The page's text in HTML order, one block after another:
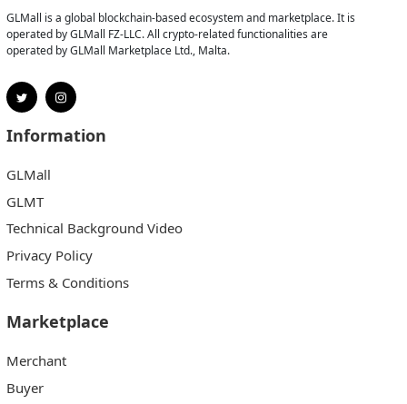
GLMall is a global blockchain-based ecosystem and marketplace. It is
operated by GLMall FZ-LLC. All crypto-related functionalities are
operated by GLMall Marketplace Ltd., Malta.
Information
GLMall
GLMT
Technical Background Video
Privacy Policy
Terms & Conditions
Marketplace
Merchant
Buyer